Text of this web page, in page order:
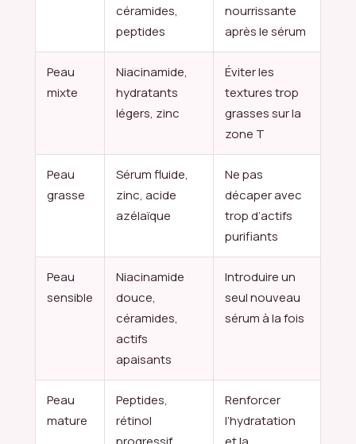
céramides,
peptides
nourrissante
après le sérum
Peau
mixte
Niacinamide,
hydratants
légers, zinc
Éviter les
textures trop
grasses sur la
zone T
Peau
grasse
Sérum fluide,
zinc, acide
azélaïque
Ne pas
décaper avec
trop d’actifs
purifiants
Peau
sensible
Niacinamide
douce,
céramides,
actifs
apaisants
Introduire un
seul nouveau
sérum à la fois
Peau
mature
Peptides,
rétinol
Renforcer
l’hydratation